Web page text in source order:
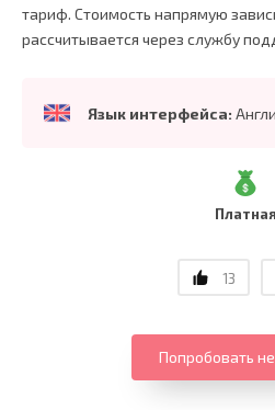
тариф. Стоимость напрямую
рассчитывается через службу
Язык интерфейса:
Платная
13
Попробовать